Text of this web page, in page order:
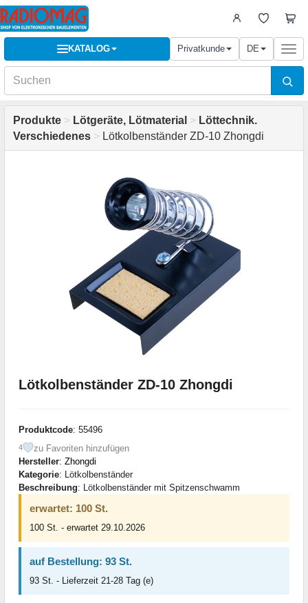
KATALOG Privatkunde DE
Produkte > Lötgeräte, Lötmaterial > Löttechnik.
Verschiedenes > Lötkolbenständer ZD-10 Zhongdi
Lötkolbenständer ZD-10 Zhongdi
Produktcode: 55496
4
zu Favoriten hinzufügen
Hersteller: Zhongdi
Kategorie: Lötkolbenständer
Beschreibung: Lötkolbenständer mit Spitzenschwamm
erwartet: 100 St.
100 St. - erwartet 29.10.2026
auf Bestellung: 93 St.
93 St. - Lieferzeit 21-28 Tag (e)